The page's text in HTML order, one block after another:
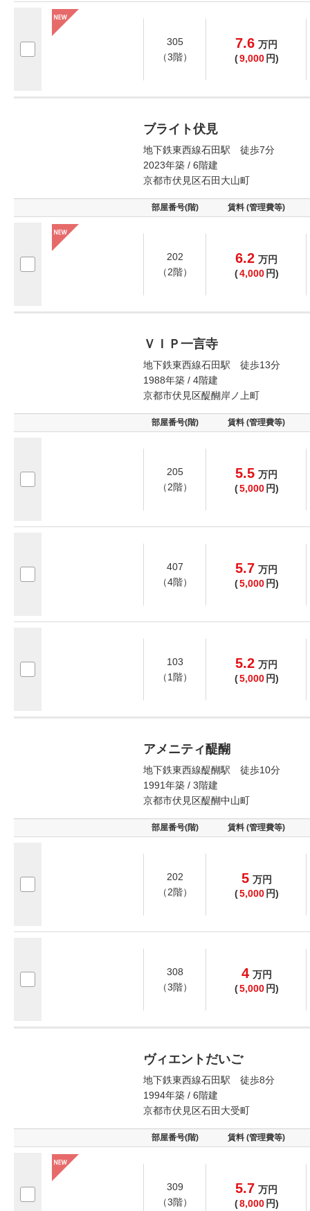
305
（3階）
7.6 万円
(9,000 円)
ブライト伏見
地下鉄東西線石田駅 徒歩7分
2023年築 / 6階建
京都市伏見区石田大山町
部屋番号(階) 賃料 (管理費等)
202
（2階）
6.2 万円
(4,000 円)
ＶＩＰ一言寺
地下鉄東西線石田駅 徒歩13分
1988年築 / 4階建
京都市伏見区醍醐岸ノ上町
部屋番号(階) 賃料 (管理費等)
205
（2階）
5.5 万円
(5,000 円)
407
（4階）
5.7 万円
(5,000 円)
103
（1階）
5.2 万円
(5,000 円)
アメニティ醍醐
地下鉄東西線醍醐駅 徒歩10分
1991年築 / 3階建
京都市伏見区醍醐中山町
部屋番号(階) 賃料 (管理費等)
202
（2階）
5 万円
(5,000 円)
308
（3階）
4 万円
(5,000 円)
ヴィエントだいご
地下鉄東西線石田駅 徒歩8分
1994年築 / 6階建
京都市伏見区石田大受町
部屋番号(階) 賃料 (管理費等)
309
（3階）
5.7 万円
(8,000 円)